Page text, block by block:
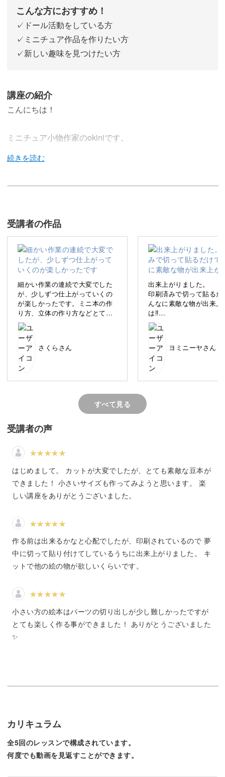
こんな方におすすめ！
✓ドール活動をしている方
✓ミニチュア作品を作りたい方
✓新しい趣味を見つけたい方
講座の紹介
こんにちは！
ミニチュア小物作家のokiniです。
今回の講座では、そんな豆本の中でもちょっと豪華な「飛
び出す豆本」を作ります。
ページを開くと驚きとワクワクがいっぱいの飛び出す仕掛
けは、大人も子どもも楽しませてくれますよ♪
難しそうに見えるかもしれませんが、シンプルな手順なの
で意外と簡単にできあがります。
飛び出すページにワクワク
飛び出す豆本の一番の魅力は、ページを開いたときのサプ
ライズ感！
豆本を作りながら、小さい頃にワクワクしたような感情が
よみがえってくるかもしれません。
はさみやのりを使って立体的に仕上げる作業は、心を落ち
着かせ創造性も刺激してくれます。
シールを貼ったりお好きなイラストを描いたりして、オリ
ジナルのアレンジも楽しんでみましょう◎
初心者にもやさしい豆本作り
受講者の作品
細かい作業の連続で大変でした
が、少しずつ仕上がっていくの
が楽しかったです。ミニ本の作
り方、立体の作り方などとても
参考になりました。絵柄は自宅
で印刷した物を使用しましたが
ボヤけてて見にくかったのでキ
ットを購入した方がよかったか
もと思っています。たくさんミ
ニ本があると可愛いので、今後
も配信を期待しています♪♪あり
さくらさん
出来上がりました。
印刷済みで切って貼るだ
んなに素敵な物が出来上
は‼️
他の絵で画像が欲しいと
した。
アレンジするのも楽しい
れないので挑戦してみま
これは大きい方のサイズ
今度は小さい方も作り、
ールに持たせてあげたい
ヨミニーヤさん
すべて見る
受講者の声
はじめまして。 カットが大変でしたが、とても素敵な豆本が
できました！ 小さいサイズも作ってみようと思います。 楽
しい講座をありがとうございました。
作る前は出来るかなと心配でしたが、印刷されているので 夢
中に切って貼り付けてしているうちに出来上がりました。 キ
ットで他の絵の物が欲しいくらいです。
小さい方の絵本はパーツの切り出しが少し難しかったですが
とても楽しく作る事ができました！ ありがとうございました
✨
カリキュラム
全5回のレッスンで構成されています。
何度でも動画を見返すことができます。